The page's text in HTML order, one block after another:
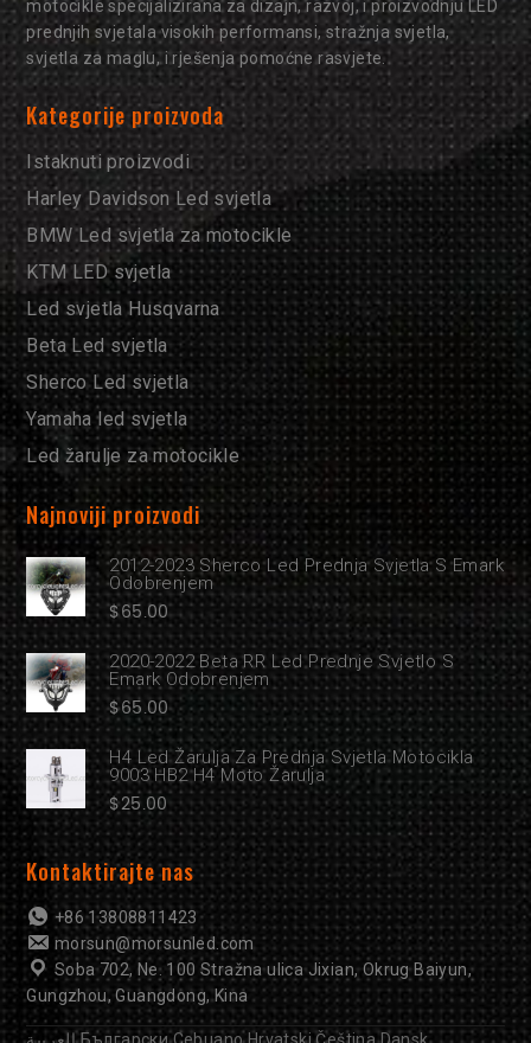
motocikle specijalizirana za dizajn, razvoj, i proizvodnju LED
prednjih svjetala visokih performansi, stražnja svjetla,
svjetla za maglu, i rješenja pomoćne rasvjete.
Kategorije proizvoda
Istaknuti proizvodi
Harley Davidson Led svjetla
BMW Led svjetla za motocikle
KTM LED svjetla
Led svjetla Husqvarna
Beta Led svjetla
Sherco Led svjetla
Yamaha led svjetla
Led žarulje za motocikle
Najnoviji proizvodi
2012-2023 Sherco Led Prednja Svjetla S Emark
Odobrenjem
$65.00
2020-2022 Beta RR Led Prednje Svjetlo S
Emark Odobrenjem
$65.00
H4 Led Žarulja Za Prednja Svjetla Motocikla
9003 HB2 H4 Moto Žarulja
$25.00
Kontaktirajte nas
+86 13808811423
morsun@morsunled.com
Soba 702, Ne. 100 Stražna ulica Jixian, Okrug Baiyun,
Gungzhou, Guangdong, Kina